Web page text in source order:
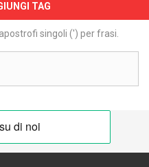
TAG
singoli (') per frasi.